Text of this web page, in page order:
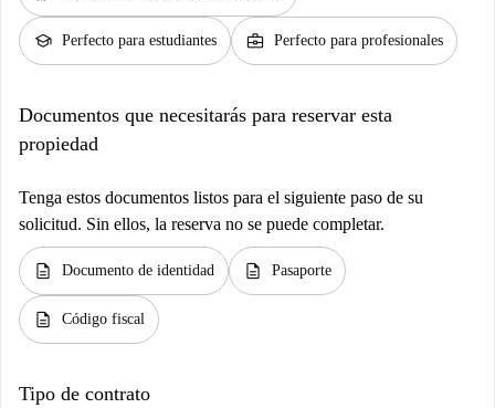
school Perfecto para estudiantes business_center Perfecto para profesionales
Documentos que necesitarás para reservar esta
propiedad
Tenga estos documentos listos para el siguiente paso de su
solicitud. Sin ellos, la reserva no se puede completar.
description Documento de identidad description Pasaporte
description Código fiscal
Tipo de contrato